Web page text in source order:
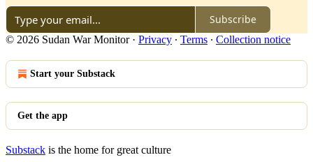
Subscribe
© 2026 Sudan War Monitor· Privacy ∙ Terms ∙ Collection notice
Start your Substack
Get the app
Substack is the home for great culture